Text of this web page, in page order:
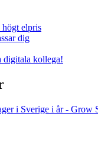
elpris
dig
digitala kollega!
i Sverige i år - Grow